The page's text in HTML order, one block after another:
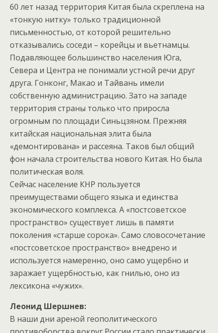
60 лет назад территория Китая была скреплена на
«тонкую нитку» только традиционной
письменностью, от которой решительно
отказывались соседи – корейцы и вьетнамцы.
Подавляющее большинство населения Юга,
Севера и Центра не понимали устной речи друг
друга. Гонконг, Макао и Тайвань имели
собственную администрацию. Зато на западе
территория страны только что приросла
огромным по площади Синьцзяном. Прежняя
китайская национальная элита была
«демонтирована» и рассеяна. Таков был общий
фон начала строительства нового Китая. Но была
политическая воля.
Сейчас население КНР пользуется
преимуществами общего языка и единства
экономического комплекса. А «постсоветское
пространство» существует лишь в памяти
поколения «старше сорока». Само словосочетание
«постсоветское пространство» внедрено и
используется намеренно, оно само ущербно и
заражает ущербностью, как гнилью, оно из
лексикона «чужих».
Леонид Шершнев:
В наши дни ареной геополитического